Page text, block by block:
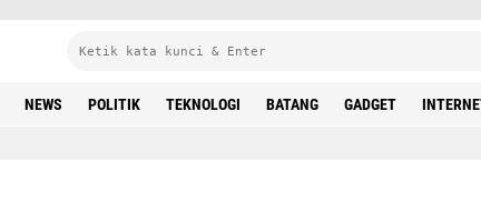
NEWS POLITIK TEKNOLOGI BATANG GADGET